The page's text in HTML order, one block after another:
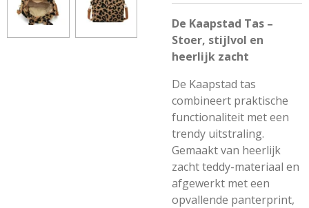
De Kaapstad Tas –
Stoer, stijlvol en
heerlijk zacht
De Kaapstad tas
combineert praktische
functionaliteit met een
trendy uitstraling.
Gemaakt van heerlijk
zacht teddy-materiaal en
afgewerkt met een
opvallende panterprint,